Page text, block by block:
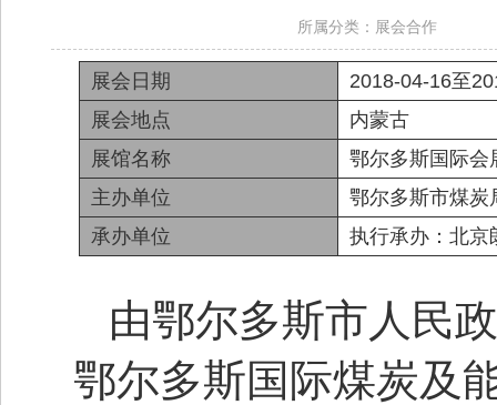
所属分类：展会合作
展会日期
2018-04-16至
展会地点
内蒙古
展馆名称
鄂尔多斯国际会
主办单位
鄂尔多斯市煤炭
承办单位
执行承办：北京
由鄂尔多斯市人民
鄂尔多斯国际煤炭及